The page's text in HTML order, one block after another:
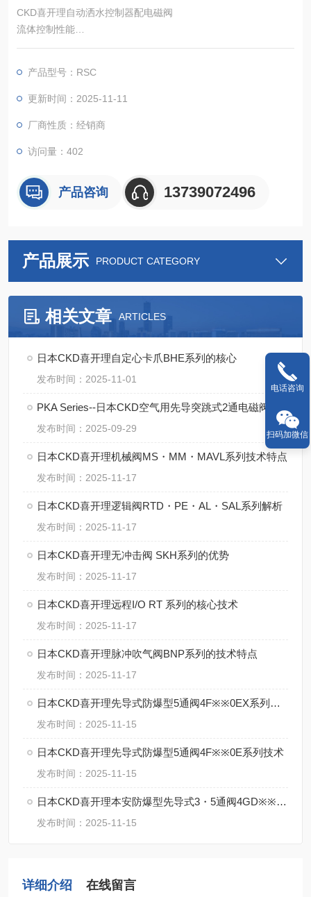
CKD喜开理自动洒水控制器配电磁阀
流体控制性能
工作压力范围：0.03~1.0MPa，支持低水压启动（如自然水头灌
流体兼容性：适配纯净水、农药、肥料溶液、工业循环水等，阀
体采用黄铜材质（镀镍处理），密封材料可选 NBR 橡胶（标准
流量特性：通过优化内部流道设计，较传统电磁阀流量提升 2
0%。
产品型号：RSC
更新时间：2025-11-11
厂商性质：经销商
访问量：402
产品咨询 13739072496
产品展示 PRODUCT CATEGORY
相关文章 ARTICLES
日本CKD喜开理自定心卡爪BHE系列的核心
发布时间：2025-11-01
发布时间：2025-09-29
日本CKD喜开理机械阀MS・MM・MAVL系列技术特点
发布时间：2025-11-17
日本CKD喜开理逻辑阀RTD・PE・AL・SAL系列解析
发布时间：2025-11-17
日本CKD喜开理无冲击阀 SKH系列的优势
发布时间：2025-11-17
日本CKD喜开理远程I/O RT 系列的核心技术
发布时间：2025-11-17
日本CKD喜开理脉冲吹气阀BNP系列的技术特点
发布时间：2025-11-17
日本CKD喜开理先导式防爆型5通阀4F※※0EX系列的特点
发布时间：2025-11-15
日本CKD喜开理先导式防爆型5通阀4F※※0E系列技术
发布时间：2025-11-15
日本CKD喜开理本安防爆型先导式3・5通阀4GD※※0EX・4GE※※0EX系特点
发布时间：2025-11-15
详细介绍 在线留言
电话咨询
扫码加微信